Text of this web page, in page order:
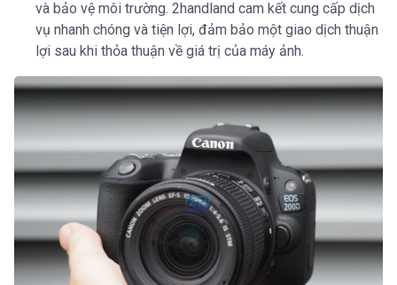
và bảo vệ môi trường. 2handland cam kết cung cấp dịch
vụ nhanh chóng và tiện lợi, đảm bảo một giao dịch thuận
lợi sau khi thỏa thuận về giá trị của máy ảnh.